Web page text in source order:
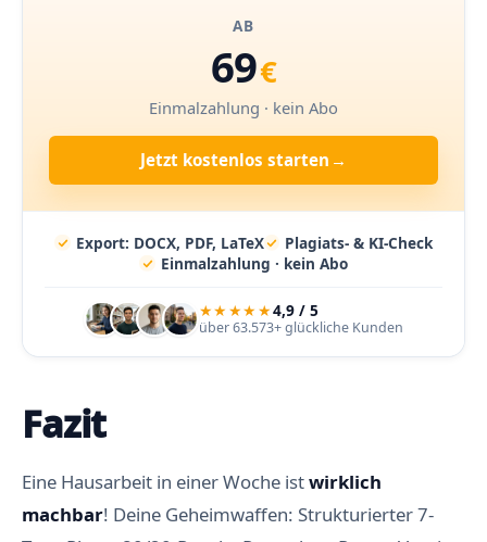
AB
69€
Einmalzahlung · kein Abo
Jetzt kostenlos starten →
Export: DOCX, PDF, LaTeX
Plagiats- & KI-Check
Einmalzahlung · kein Abo
★★★★★4,9 / 5
über 63.573+ glückliche Kunden
Fazit
Eine Hausarbeit in einer Woche istwirklich
machbar! Deine Geheimwaffen: Strukturierter 7-